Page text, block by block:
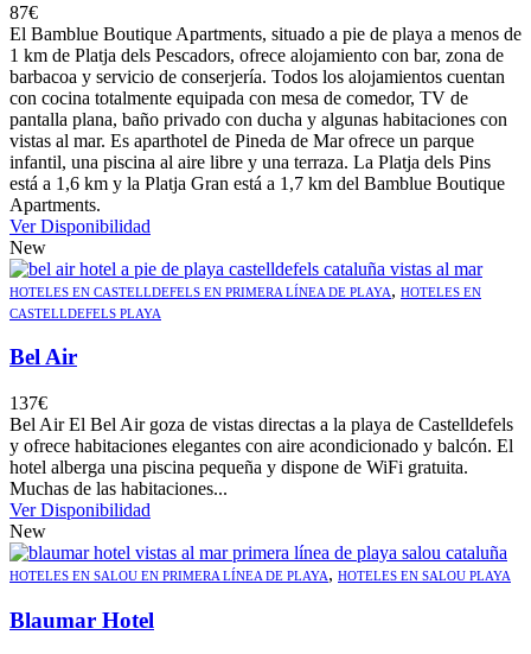
87€
El Bamblue Boutique Apartments, situado a pie de playa a menos de
1 km de Platja dels Pescadors, ofrece alojamiento con bar, zona de
barbacoa y servicio de conserjería. Todos los alojamientos cuentan
con cocina totalmente equipada con mesa de comedor, TV de
pantalla plana, baño privado con ducha y algunas habitaciones con
vistas al mar. Es aparthotel de Pineda de Mar ofrece un parque
infantil, una piscina al aire libre y una terraza. La Platja dels Pins
está a 1,6 km y la Platja Gran está a 1,7 km del Bamblue Boutique
Apartments.
Ver Disponibilidad
New
HOTELES EN CASTELLDEFELS EN PRIMERA LÍNEA DE PLAYA, HOTELES EN
CASTELLDEFELS PLAYA
Bel Air
137€
Bel Air El Bel Air goza de vistas directas a la playa de Castelldefels
y ofrece habitaciones elegantes con aire acondicionado y balcón. El
hotel alberga una piscina pequeña y dispone de WiFi gratuita.
Muchas de las habitaciones...
Ver Disponibilidad
New
HOTELES EN SALOU EN PRIMERA LÍNEA DE PLAYA, HOTELES EN SALOU PLAYA
Blaumar Hotel